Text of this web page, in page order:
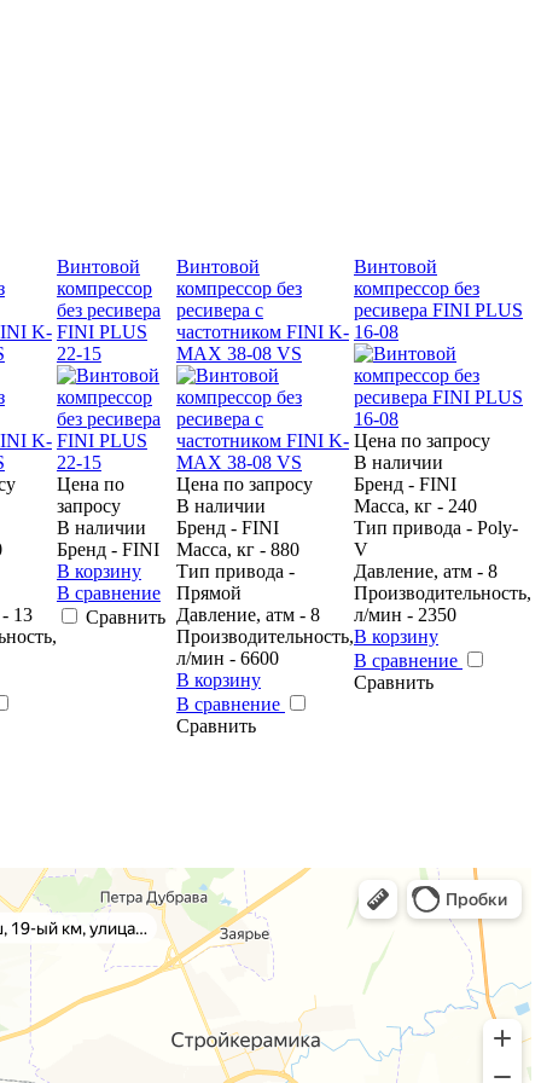
K-
13
Винтовой
компрессор
без ресивера
FINI PLUS
22-15
Цена по
запросу
В наличии
Бренд - FINI
В корзину
В сравнение
Сравнить
Винтовой
компрессор без
ресивера с
частотником FINI K-
MAX 38-08 VS
Цена по запросу
В наличии
Бренд - FINI
Масса, кг - 880
Тип привода -
Прямой
Давление, атм - 8
Производительность,
л/мин - 6600
В корзину
В сравнение
Сравнить
Винтовой
компрессор без
ресивера FINI PLUS
16-08
Цена по запросу
В наличии
Бренд - FINI
Масса, кг - 240
Тип привода - Poly-
V
Давление, атм - 8
Производительность,
л/мин - 2350
В корзину
В сравнение
Сравнить